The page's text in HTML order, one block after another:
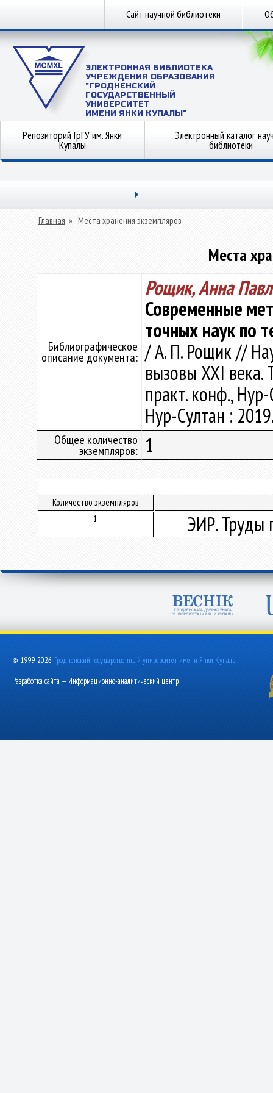
Сайт научной библиотеки
ЭЛЕКТРОННАЯ БИБЛИОТЕКА
УЧРЕЖДЕНИЯ ОБРАЗОВАНИЯ
"ГРОДНЕНСКИЙ
ГОСУДАРСТВЕННЫЙ
УНИВЕРСИТЕТ
ИМЕНИ ЯНКИ КУПАЛЫ"
Репозиторий ГрГУ им. Янки
Купалы
Электронный каталог
библиотеки
Главная » Места хранения экземпляров
Места
Библиографическое
описание документа:
Рощик, Анна
Современные
точных наук по
/ А. П. Рощик //
вызовы ХХІ века.
практ. конф.,
Нур-Султан :
Общее количество
экземпляров: 1
Количество экземпляров
1
ЭИР. Труды
© 1999-2026, Гродненский государственный университет имени Янки Купалы
Разработка сайта — Информационно-аналитический центр